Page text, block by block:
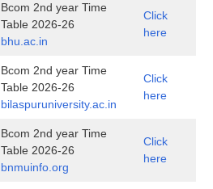
Bcom 2nd year Time
Table 2026-26
bhu.ac.in
Click
here
Bcom 2nd year Time
Table 2026-26
bilaspuruniversity.ac.in
Click
here
Bcom 2nd year Time
Table 2026-26
bnmuinfo.org
Click
here